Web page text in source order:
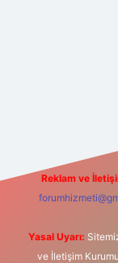
Reklam ve
Yasal Uyarı:
ve İletişim